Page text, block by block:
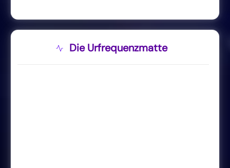
Die Urfrequenzmatte